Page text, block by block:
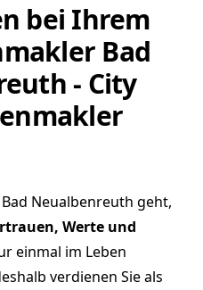
bei Ihrem
Bad
- City
Neualbenreuth geht,
Werte und
einmal im Leben
verdienen Sie als